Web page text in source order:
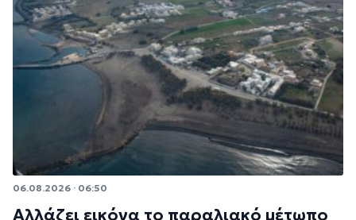
06.08.2026 · 06:50
Αλλάζει εικόνα το παραλιακό μέτωπο